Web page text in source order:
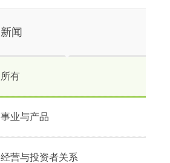
新闻
所有
事业与产品
经营与投资者关系